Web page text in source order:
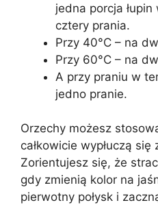
jedna porcja łupin
cztery prania.
Przy 40°C – na
Przy 60°C – na
A przy praniu w
jedno pranie.
Orzechy możesz
całkowicie wypłuczą się
Zorientujesz się, że
gdy zmienią kolor na
pierwotny połysk i